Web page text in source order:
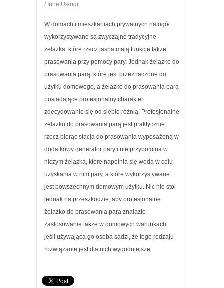
/ Inne Usługi
W domach i mieszkaniach prywatnych na ogół
wykorzystywane są zwyczajne tradycyjne
żelazka, które rzecz jasna mają funkcje także
prasowania przy pomocy pary. Jednak żelazko do
prasowania parą, które jest przeznaczone do
użytku domowego, a żelazko do prasowania parą
posiadające profesjonalny charakter
zdecydowanie się od siebie różnią. Profesjonalne
żelazko do prasowania parą jest praktycznie
rzecz biorąc stacja do prasowania wyposażoną w
dodatkowy generator pary i nie przypomina w
niczym żelazka, które napełnia się wodą w celu
uzyskania w nim pary, a które wykorzystywane
jest powszechnym domowym użytku. Nic nie stoi
jednak na przeszkodzie, aby profesjonalne
żelazko do prasowania para znalazło
zastosowanie także w domowych warunkach,
jeśli używająca go osoba sądzi, że tego rodzaju
rozwiązanie jest dla nich wygodniejsze.